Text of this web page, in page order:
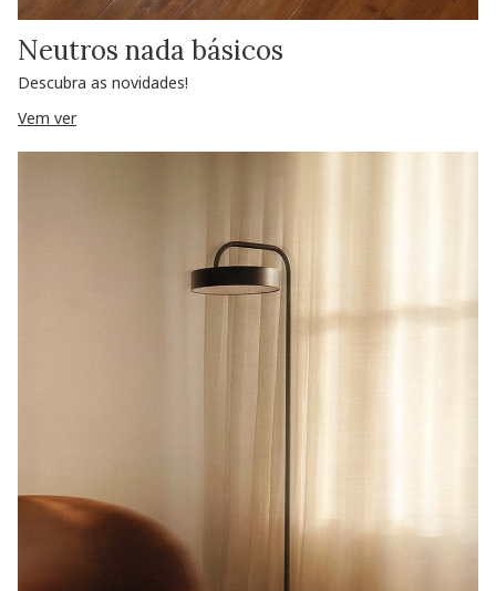
Neutros nada básicos
Descubra as novidades!
Vem ver